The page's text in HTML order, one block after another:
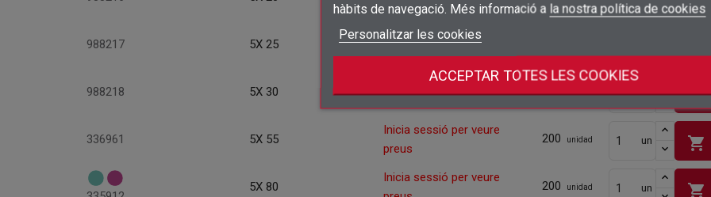
add_circle_outline
Crear una llista de desitjos
hàbits de navegació. Més informació a la nostra política de cookies
Personalitzar les cookies
ACCEPTAR TOTES LES COOKIES
preus
988217 5X 25
Inicia sessió per veure
preus
988218 5X 30
Inicia sessió per veure
200 unidad un shopping_cart
336961 5X 55
Inicia sessió per veure
preus
200 unidad un shopping_cart
5X 80
Inicia sessió per veure
200 unidad un shopping_cart